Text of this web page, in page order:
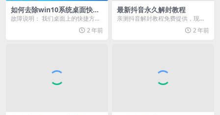
如何去除win10系统桌面快捷
方式图标上的小白块
故障说明： 我们桌面上的快捷方式
图标外加了一个小白块，虽然不影
2 年前
最新抖音永久解封教程
亲测抖音解封教程免费提供，现在
还可以（免费）！！！ 教程简要 先
2 年前